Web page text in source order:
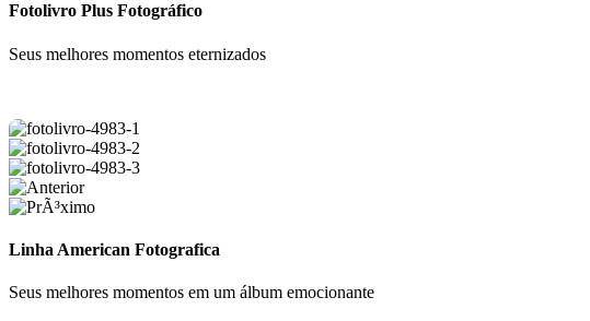
Fotolivro Plus Fotográfico
Seus melhores momentos eternizados
Linha American Fotografica
Seus melhores momentos em um álbum emocionante